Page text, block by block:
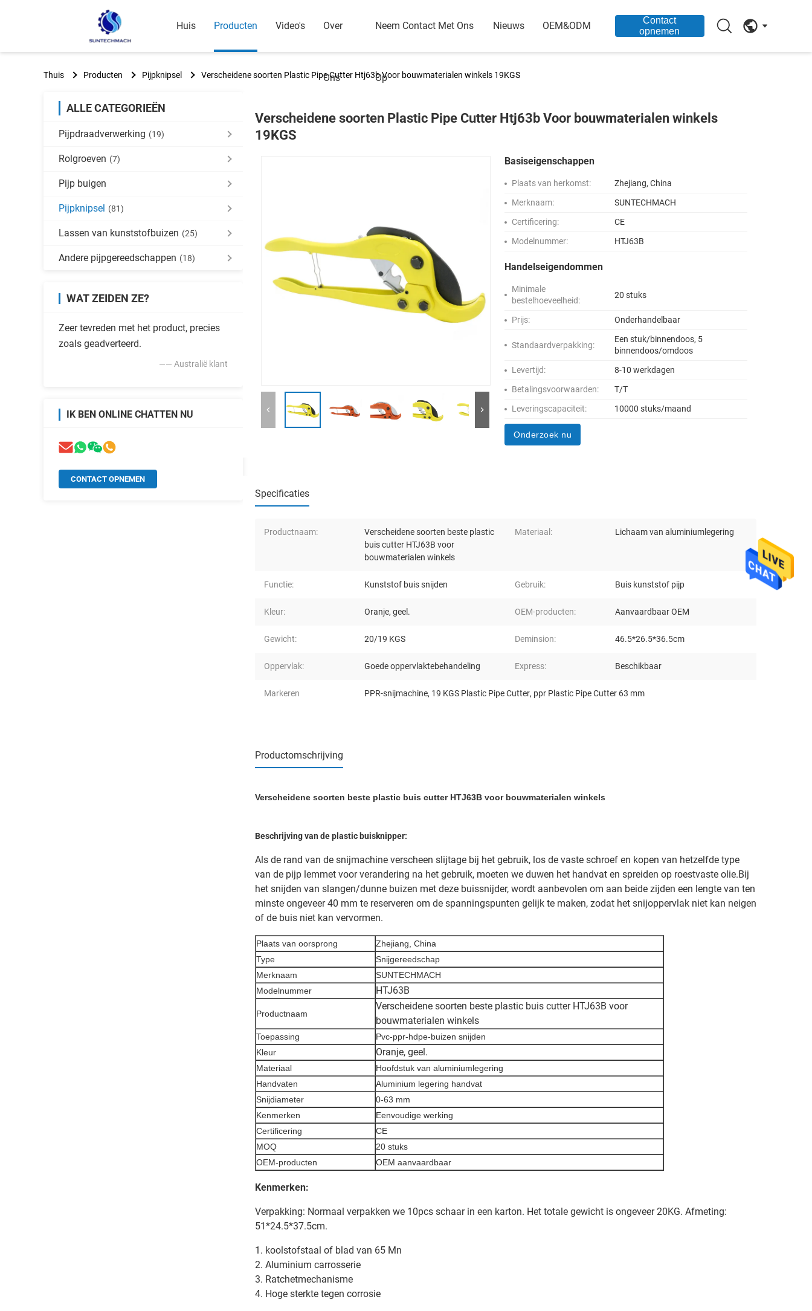
Huis Producten Video's Over
Ons
Neem Contact Met Ons
Op
Nieuws OEM&ODM
Contact
opnemen
Thuis Producten Pijpknipsel Verscheidene soorten Plastic Pipe Cutter Htj63b Voor bouwmaterialen winkels 19KGS
ALLE CATEGORIEËN
Pijpdraadverwerking (19)
Rolgroeven (7)
Pijp buigen
Pijpknipsel (81)
Lassen van kunststofbuizen (25)
Andere pijpgereedschappen (18)
WAT ZEIDEN ZE?
Zeer tevreden met het product, precies
zoals geadverteerd.
—— Australië klant
IK BEN ONLINE CHATTEN NU
CONTACT OPNEMEN
Verscheidene soorten Plastic Pipe Cutter Htj63b Voor bouwmaterialen winkels
19KGS
Basiseigenschappen
Plaats van herkomst:
Zhejiang, China
Merknaam:
SUNTECHMACH
Certificering:
CE
Modelnummer:
HTJ63B
Handelseigendommen
Minimale
bestelhoeveelheid:
20 stuks
Prijs: Onderhandelbaar
Standaardverpakking:
Een stuk/binnendoos, 5
binnendoos/omdoos
Levertijd:
8-10 werkdagen
Betalingsvoorwaarden:
T/T
Leveringscapaciteit:
10000 stuks/maand
Onderzoek nu
Specificaties
Productnaam:
Verscheidene soorten beste plastic
buis cutter HTJ63B voor
bouwmaterialen winkels
Materiaal: Lichaam van aluminiumlegering
Functie: Kunststof buis snijden Gebruik: Buis kunststof pijp
Kleur: Oranje, geel. OEM-producten: Aanvaardbaar OEM
Gewicht: 20/19 KGS Deminsion: 46.5*26.5*36.5cm
Oppervlak: Goede oppervlaktebehandeling Express: Beschikbaar
Markeren PPR-snijmachine, 19 KGS Plastic Pipe Cutter, ppr Plastic Pipe Cutter 63 mm
Productomschrijving
Verscheidene soorten beste plastic buis cutter HTJ63B voor bouwmaterialen winkels
Beschrijving van de plastic buisknipper:
Als de rand van de snijmachine verscheen slijtage bij het gebruik, los de vaste schroef en kopen van hetzelfde type
van de pijp lemmet voor verandering na het gebruik, moeten we duwen het handvat en spreiden op roestvaste olie.Bij
het snijden van slangen/dunne buizen met deze buissnijder, wordt aanbevolen om aan beide zijden een lengte van ten
minste ongeveer 40 mm te reserveren om de spanningspunten gelijk te maken, zodat het snijoppervlak niet kan neigen
of de buis niet kan vervormen.
Plaats van oorsprong
Zhejiang, China
Type
Snijgereedschap
Merknaam
SUNTECHMACH
Modelnummer
HTJ63B
Productnaam
Verscheidene soorten beste plastic buis cutter HTJ63B voor
bouwmaterialen winkels
Toepassing
Pvc-ppr-hdpe-buizen snijden
Kleur
Oranje, geel.
Materiaal
Hoofdstuk van aluminiumlegering
Handvaten
Aluminium legering handvat
Snijdiameter
0-63 mm
Kenmerken
Eenvoudige werking
Certificering
CE
MOQ
20 stuks
OEM-producten
OEM aanvaardbaar
Kenmerken:
Verpakking: Normaal verpakken we 10pcs schaar in een karton. Het totale gewicht is ongeveer 20KG. Afmeting:
51*24.5*37.5cm.
1. koolstofstaal of blad van 65 Mn
2. Aluminium carrosserie
3. Ratchetmechanisme
4. Hoge sterkte tegen corrosie